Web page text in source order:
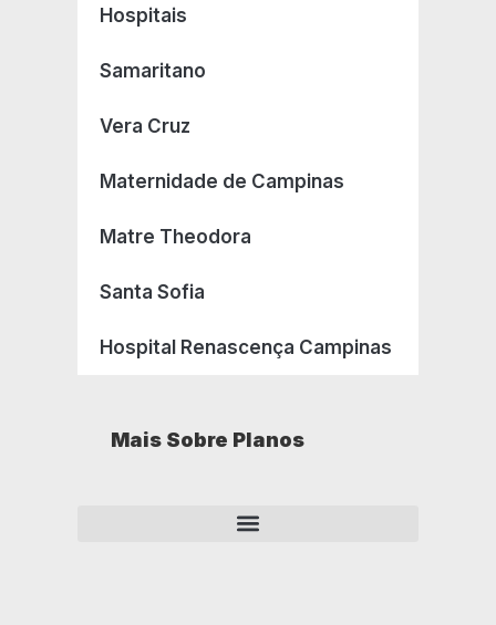
Hospitais
Samaritano
Vera Cruz
Maternidade de Campinas
Matre Theodora
Santa Sofia
Hospital Renascença Campinas
Mais Sobre Planos